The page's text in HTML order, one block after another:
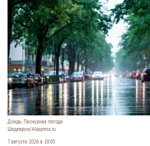
Дождь. Пасмурная погода
Шедеврум/Altapress.ru
7 августа 2026 в 10:05